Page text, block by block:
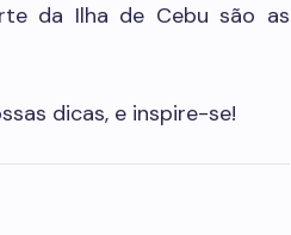
da Ilha de Cebu são as
dicas, e inspire-se!